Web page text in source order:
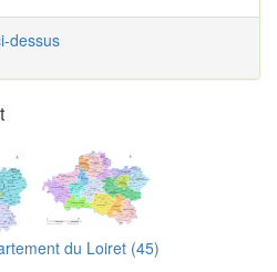
dessus
du Loiret (45)